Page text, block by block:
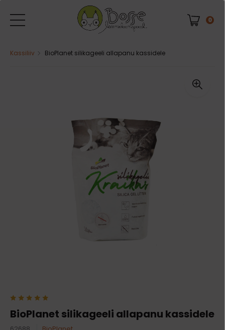
0
Kassiliiv BioPlanet silikageeli allapanu kassidele
BioPlanet silikageeli allapanu kassidele